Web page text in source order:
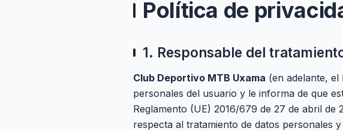
Política de
1. Responsable del
Club Deportivo MTB Uxama (en adelante, el
personales del usuario y le informa de que
Reglamento (UE) 2016/679 de 27 de abril
respecta al tratamiento de datos personales